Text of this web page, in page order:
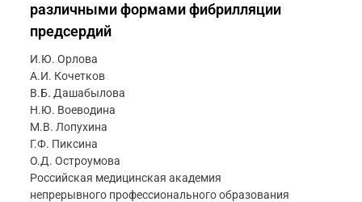
различными формами фибрилляции
предсердий
И.Ю. Орлова
А.И. Кочетков
В.Б. Дашабылова
Н.Ю. Воеводина
М.В. Лопухина
Г.Ф. Пиксина
О.Д. Остроумова
Российская медицинская академия
непрерывного профессионального образования